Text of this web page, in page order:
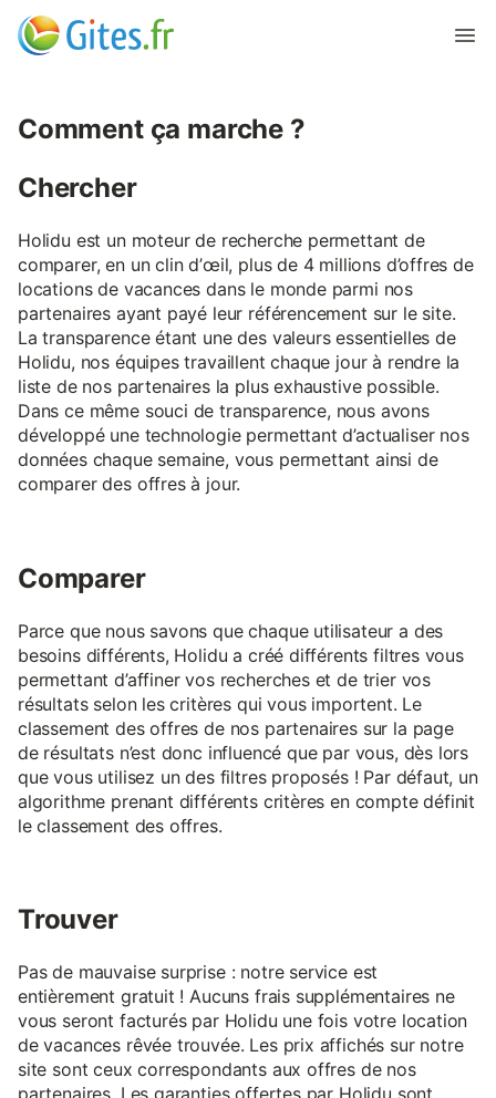
Comment ça marche ?
Chercher
Holidu est un moteur de recherche permettant de
comparer, en un clin d’œil, plus de 4 millions d’offres de
locations de vacances dans le monde parmi nos
partenaires ayant payé leur référencement sur le site.
La transparence étant une des valeurs essentielles de
Holidu, nos équipes travaillent chaque jour à rendre la
liste de nos partenaires la plus exhaustive possible.
Dans ce même souci de transparence, nous avons
développé une technologie permettant d’actualiser nos
données chaque semaine, vous permettant ainsi de
comparer des offres à jour.
Comparer
Parce que nous savons que chaque utilisateur a des
besoins différents, Holidu a créé différents filtres vous
permettant d’affiner vos recherches et de trier vos
résultats selon les critères qui vous importent. Le
classement des offres de nos partenaires sur la page
de résultats n’est donc influencé que par vous, dès lors
que vous utilisez un des filtres proposés ! Par défaut, un
algorithme prenant différents critères en compte définit
le classement des offres.
Trouver
Pas de mauvaise surprise : notre service est
entièrement gratuit ! Aucuns frais supplémentaires ne
vous seront facturés par Holidu une fois votre location
de vacances rêvée trouvée. Les prix affichés sur notre
site sont ceux correspondants aux offres de nos